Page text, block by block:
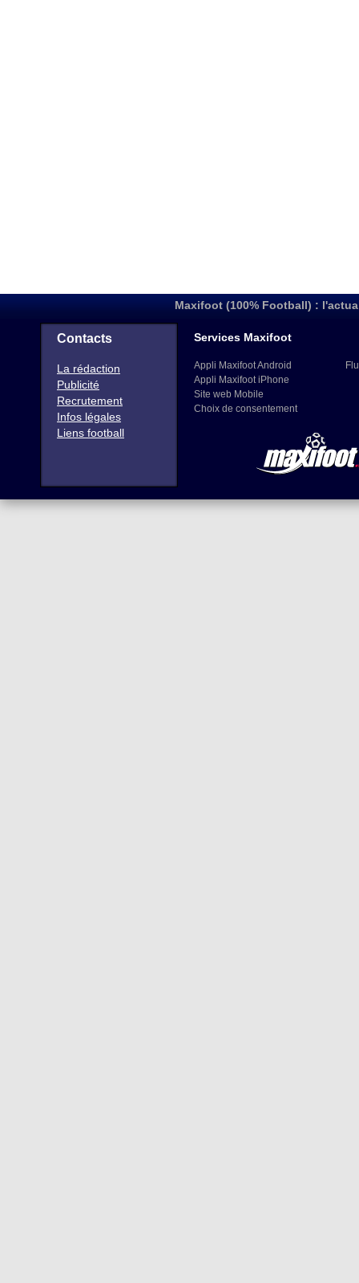
Maxifoot (100% Football) :
Contacts
La rédaction
Publicité
Recrutement
Infos légales
Liens football
Services Maxifoot
Appli Maxifoot Android
Appli Maxifoot iPhone
Site web Mobile
Choix de consentement